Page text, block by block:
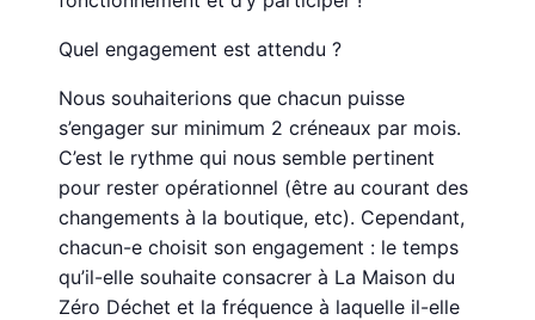
Quel engagement est attendu ?
Nous souhaiterions que chacun puisse
s’engager sur minimum 2 créneaux par mois.
C’est le rythme qui nous semble pertinent
pour rester opérationnel (être au courant des
changements à la boutique, etc). Cependant,
chacun-e choisit son engagement : le temps
qu’il-elle souhaite consacrer à La Maison du
Zéro Déchet et la fréquence à laquelle il-elle